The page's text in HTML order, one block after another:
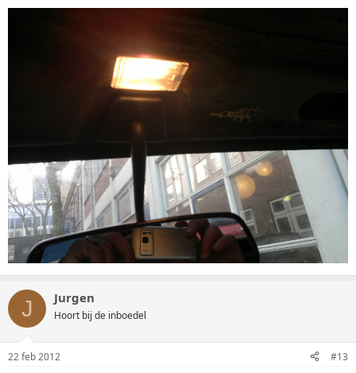
J Jurgen
Hoort bij de inboedel
22 feb 2012 #13